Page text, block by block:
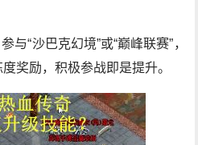
与“沙巴克幻境”或“巅峰联赛”，
奖励，积极参战即是提升。